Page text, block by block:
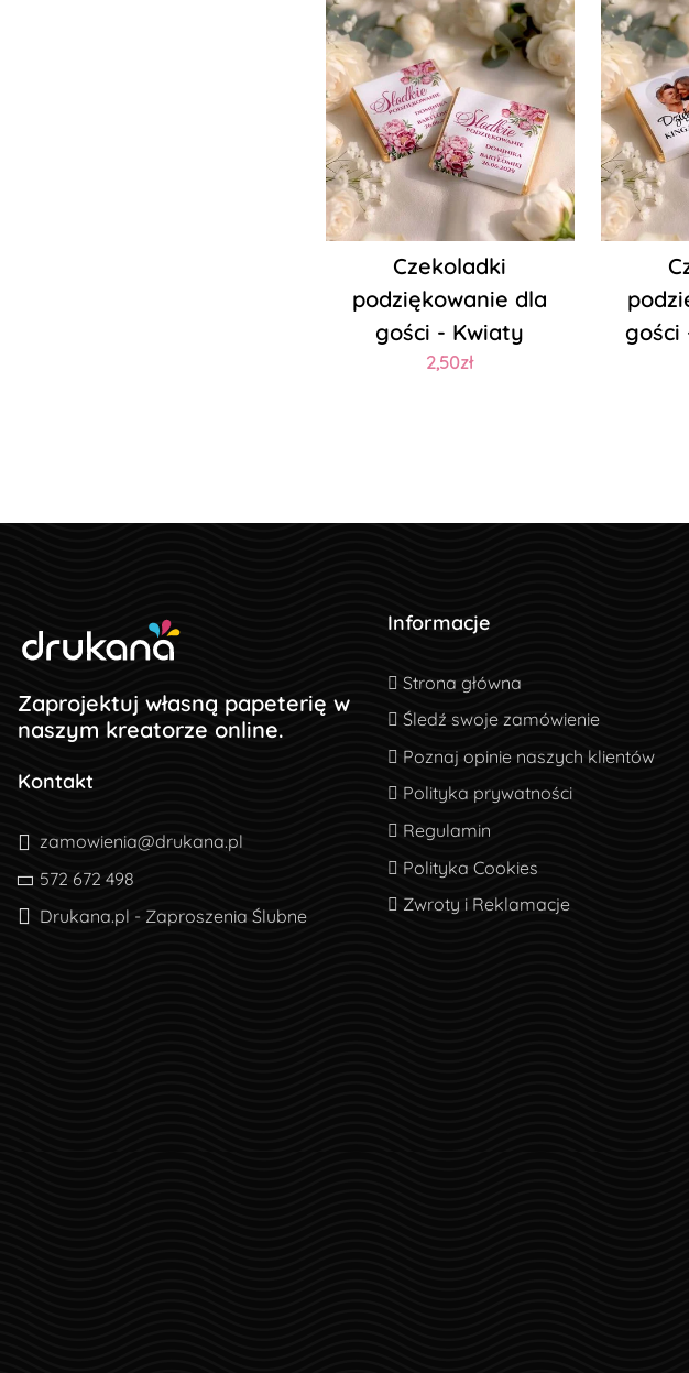
Czekoladki
podziękowanie dla
gości - Kwiaty
2,50zł
gości
Zaprojektuj własną papeterię w
naszym kreatorze online.
Kontakt
zamowienia@drukana.pl
572 672 498
Drukana.pl - Zaproszenia Ślubne
Informacje
Strona główna
Strona główna
Śledź swoje zamówienie
Śledź swoje zamówienie
Poznaj opinie naszych klientów
Poznaj opinie naszych klientów
Polityka prywatności
Polityka prywatności
Regulamin
Regulamin
Polityka Cookies
Polityka Cookies
Zwroty i Reklamacje
Zwroty i Reklamacje